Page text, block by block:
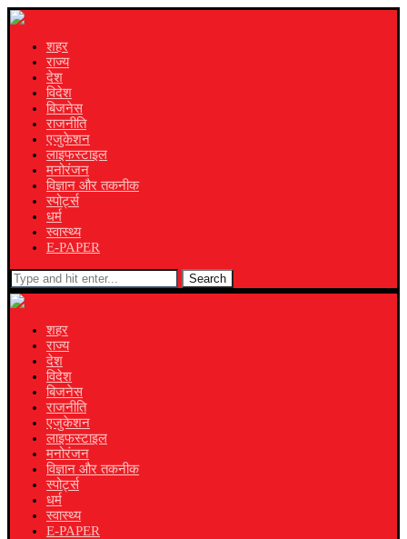
शहर
राज्य
देश
विदेश
बिजनेस
राजनीति
एजुकेशन
लाइफस्टाइल
मनोरंजन
विज्ञान और तकनीक
स्पोर्ट्स
धर्म
स्वास्थ्य
E-PAPER
Search
शहर
राज्य
देश
विदेश
बिजनेस
राजनीति
एजुकेशन
लाइफस्टाइल
मनोरंजन
विज्ञान और तकनीक
स्पोर्ट्स
धर्म
स्वास्थ्य
E-PAPER